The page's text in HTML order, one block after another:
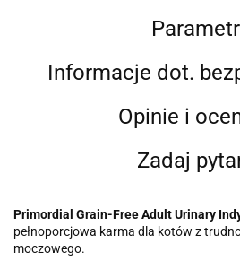
Informacje dot.
Opinie i
Zadaj
Primordial Grain-Free Adult Urinary
pełnoporcjowa karma dla kotów z
moczowego.